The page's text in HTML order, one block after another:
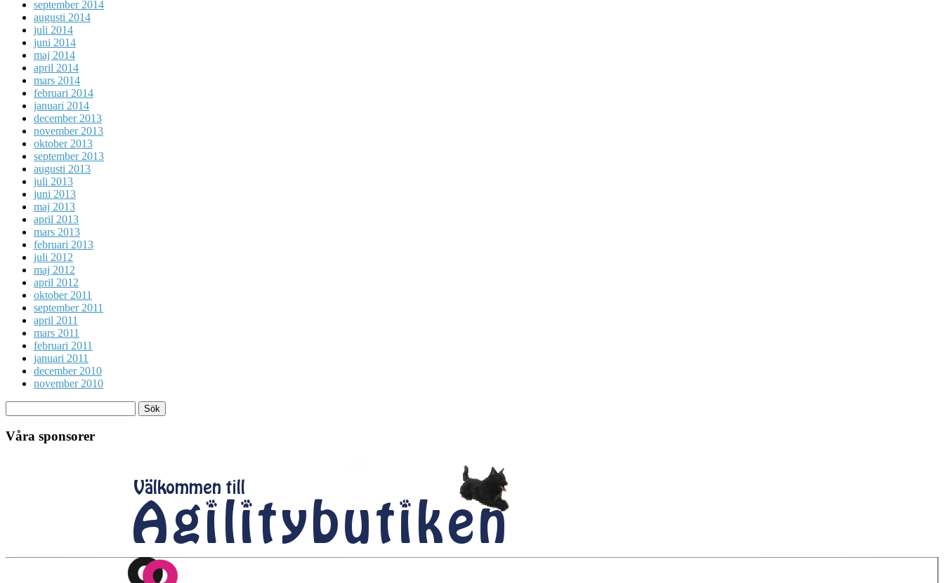
september 2014
augusti 2014
juli 2014
juni 2014
maj 2014
april 2014
mars 2014
februari 2014
januari 2014
december 2013
november 2013
oktober 2013
september 2013
augusti 2013
juli 2013
juni 2013
maj 2013
april 2013
mars 2013
februari 2013
juli 2012
maj 2012
april 2012
oktober 2011
september 2011
april 2011
mars 2011
februari 2011
januari 2011
december 2010
november 2010
Våra sponsorer